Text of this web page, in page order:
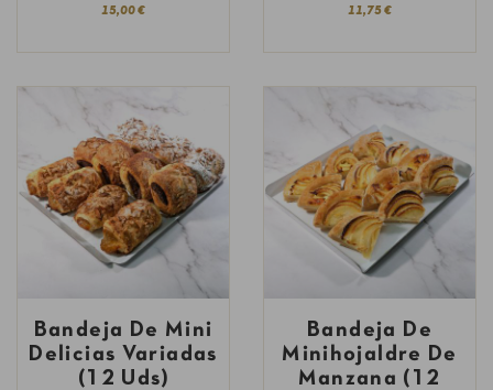
15,00 € 11,75 €
Bandeja De Mini
Delicias Variadas
(12 Uds)
Bandeja De
Minihojaldre De
Manzana (12